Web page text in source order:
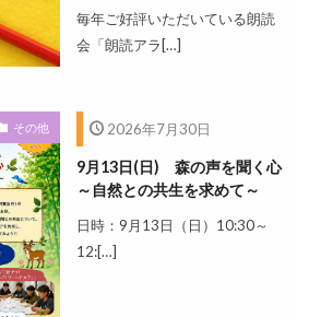
毎年ご好評いただいている朗読
会「朗読アラ[…]
その他 2026年7月30日
9月13日(日) 森の声を聞く心
～自然との共生を求めて～
日時：9月13日（日）10:30～
12:[…]